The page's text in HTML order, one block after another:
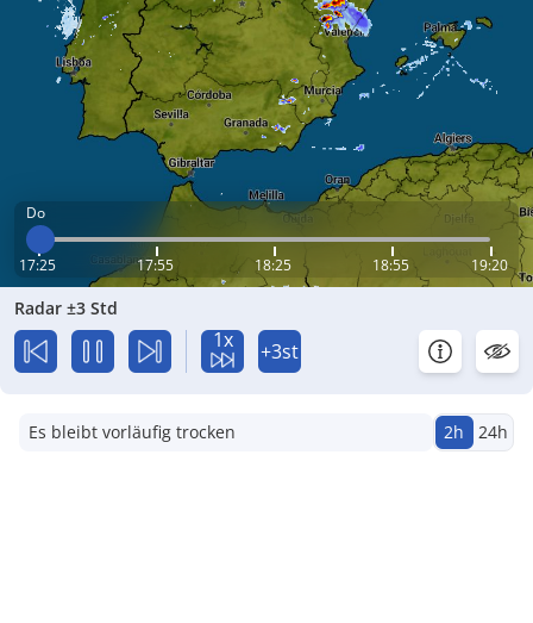
Do
17:25 17:55 18:25 18:55 19:20
Radar ±3 Std
1x +3st
Es bleibt vorläufig trocken 2h 24h